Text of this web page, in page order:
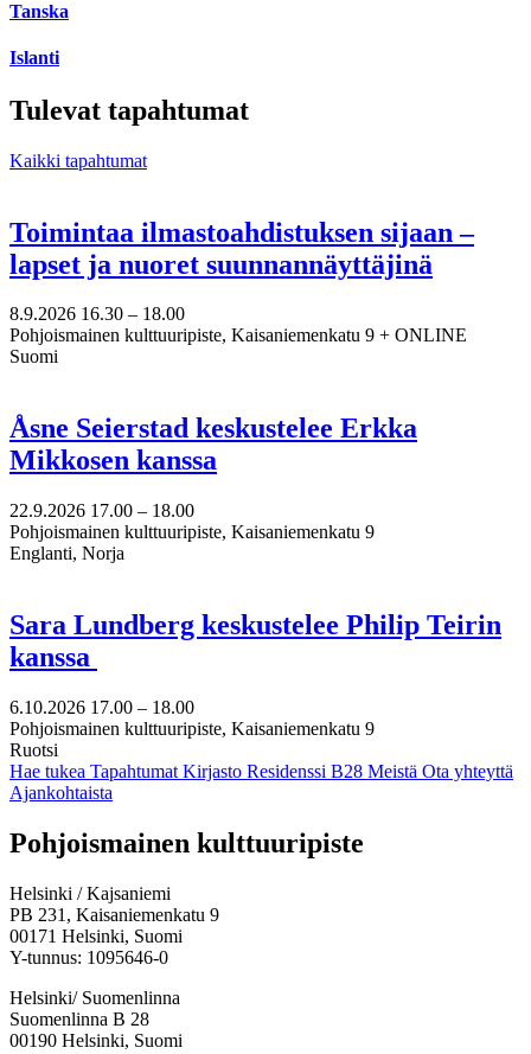
Tanska
Islanti
Tulevat tapahtumat
Kaikki tapahtumat
Toimintaa ilmastoahdistuksen sijaan –
lapset ja nuoret suunnannäyttäjinä
8.9.2026 16.30 – 18.00
Pohjoismainen kulttuuripiste, Kaisaniemenkatu 9 + ONLINE
Suomi
Åsne Seierstad keskustelee Erkka
Mikkosen kanssa
22.9.2026 17.00 – 18.00
Pohjoismainen kulttuuripiste, Kaisaniemenkatu 9
Englanti, Norja
Sara Lundberg keskustelee Philip Teirin
kanssa
6.10.2026 17.00 – 18.00
Pohjoismainen kulttuuripiste, Kaisaniemenkatu 9
Ruotsi
Hae tukea Tapahtumat Kirjasto Residenssi B28 Meistä Ota yhteyttä
Ajankohtaista
Facebook:
Avataan
välilehteen
Instagram:
Avataan
välilehteen
TikTok:
Avataan
välilehteen
Youtube:
Avataan
välilehteen
Vimeo:
Avataan
välilehteen
Pohjoismainen kulttuuripiste
Helsinki / Kajsaniemi
PB 231, Kaisaniemenkatu 9
00171 Helsinki, Suomi
Y-tunnus: 1095646-0
Helsinki/ Suomenlinna
Suomenlinna B 28
00190 Helsinki, Suomi